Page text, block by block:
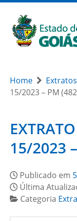
Home Extratos
15/2023 – PM
15/2023
Publicado em
Última
Categoria